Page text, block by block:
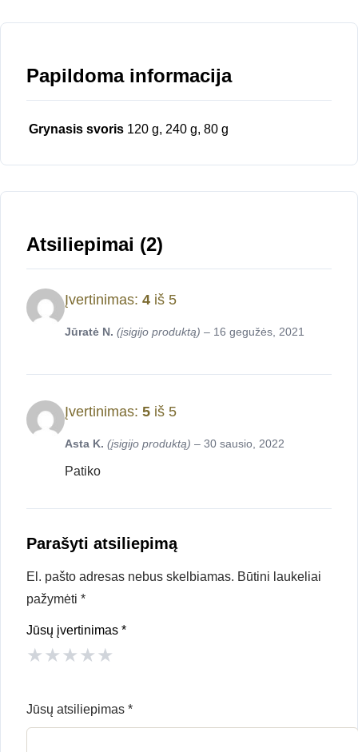
Papildoma informacija
Grynasis svoris 120 g, 240 g, 80 g
Atsiliepimai (2)
Įvertinimas: 4 iš 5
Jūratė N. (įsigijo produktą) – 16 gegužės, 2021
Įvertinimas: 5 iš 5
Asta K. (įsigijo produktą) – 30 sausio, 2022
Patiko
Parašyti atsiliepimą
El. pašto adresas nebus skelbiamas. Būtini laukeliai
pažymėti *
Jūsų įvertinimas *
★★★★★
Jūsų atsiliepimas *